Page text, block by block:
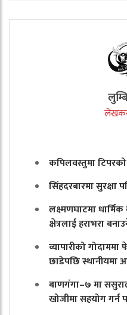
कपिलवस्तुमा
सिंहदरबारमा सुरक्षा
लक्ष्मणघाटमा
क्षेत्रलाई हराभरा
व्यापारीको
छाडेपछि स्थानीयमा
बाणगंगा–७ मा
खोजीमा सहयोग गर्न